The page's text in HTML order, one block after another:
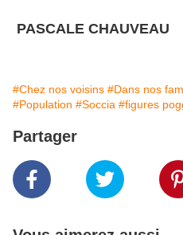
PASCALE CHAUVEAU
#Chez nos voisins #Dans nos
#Population #Soccia #figures
Partager